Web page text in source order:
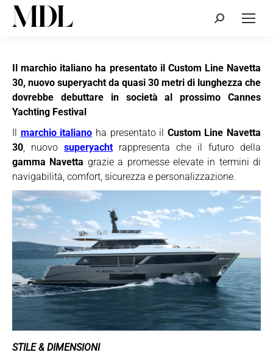
Cerca:
Il marchio italiano ha presentato il Custom Line Navetta
30, nuovo superyacht da quasi 30 metri di lunghezza che
dovrebbe debuttare in società al prossimo Cannes
Yachting Festival
Il marchio italiano ha presentato il Custom Line Navetta
30, nuovo superyachtrappresenta che il futuro della
gamma Navetta grazie a promesse elevate in termini di
navigabilità, comfort, sicurezza e personalizzazione.
STILE & DIMENSIONI